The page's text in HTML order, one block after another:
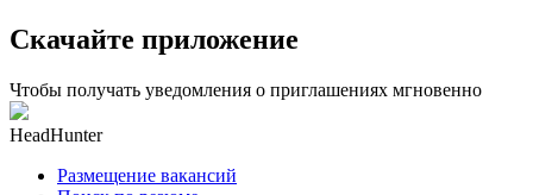
Скачайте приложение
Чтобы получать уведомления о приглашениях мгновенно
HeadHunter
Размещение вакансий